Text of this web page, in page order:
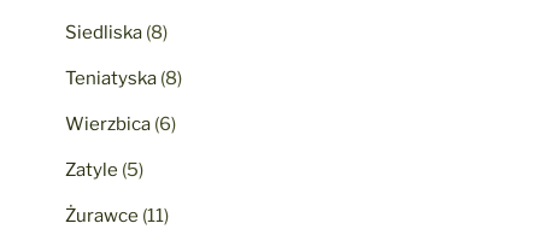
Siedliska (8)
Teniatyska (8)
Wierzbica (6)
Zatyle (5)
Żurawce (11)